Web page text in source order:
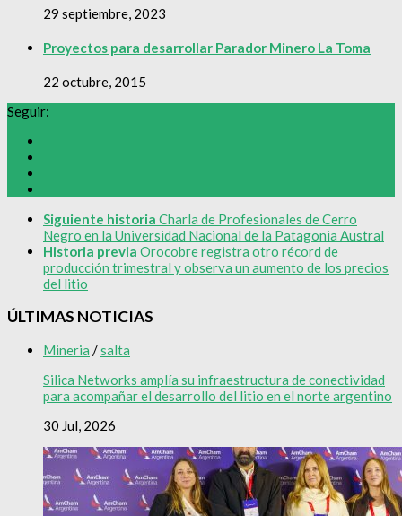
29 septiembre, 2023
Proyectos para desarrollar Parador Minero La Toma
22 octubre, 2015
Seguir:
Siguiente historia Charla de Profesionales de Cerro
Negro en la Universidad Nacional de la Patagonia Austral
Historia previa Orocobre registra otro récord de
producción trimestral y observa un aumento de los precios
del litio
ÚLTIMAS NOTICIAS
Mineria /salta
Silica Networks amplía su infraestructura de conectividad
para acompañar el desarrollo del litio en el norte argentino
30 Jul, 2026